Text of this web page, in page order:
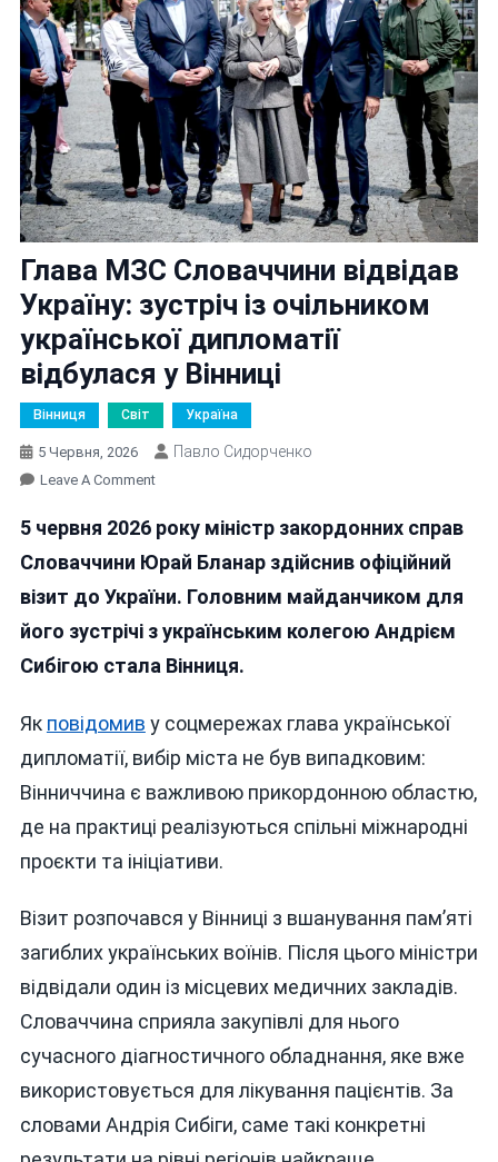
Глава МЗС Словаччини відвідав
Україну: зустріч із очільником
української дипломатії
відбулася у Вінниці
Вінниця Світ Україна
5 Червня, 2026 Павло Сидорченко
Leave A CommentOn
МЗС
Словаччини
Україну:
Зустріч
Дипломатії
Відбулася
У
5 червня 2026 року міністр закордонних справ
Словаччини Юрай Бланар здійснив офіційний
візит до України. Головним майданчиком для
його зустрічі з українським колегою Андрієм
Сибігою стала Вінниця.
Як повідомив у соцмережах глава української
дипломатії, вибір міста не був випадковим:
Вінниччина є важливою прикордонною областю,
де на практиці реалізуються спільні міжнародні
проєкти та ініціативи.
Візит розпочався у Вінниці з вшанування пам’яті
загиблих українських воїнів. Після цього міністри
відвідали один із місцевих медичних закладів.
Словаччина сприяла закупівлі для нього
сучасного діагностичного обладнання, яке вже
використовується для лікування пацієнтів. За
словами Андрія Сибіги, саме такі конкретні